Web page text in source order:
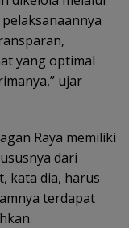
yang optimal
ujar
Raya memiliki
dari
kata dia, harus
terdapat